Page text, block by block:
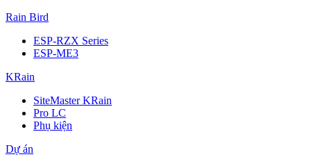
Rain Bird
ESP-RZX Series
ESP-ME3
KRain
SiteMaster KRain
Pro LC
Phụ kiện
Dự án